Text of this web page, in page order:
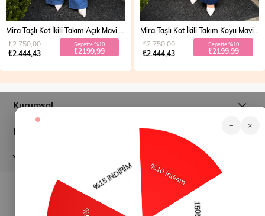
₺2.444,43
₺2.750,00 Sepette %10
₺2199,99
Mira Taşlı Kot İkili Takım Koyu Mavi 19286
₺2.444,43
₺2.750,00 Sepette %10
₺2199,99
Kurumsal
Müşteri İlişkileri
Yardım
modamihram.com - Tüm Hakları Saklıdır.
− ×